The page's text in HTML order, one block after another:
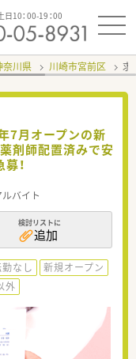
日10：00-19：00
奈川県 川崎市宮前区 求
7月オープンの新
剤師配置済みで安
！
ルバイト
検討リストに
追加
なし
新規オープン
外